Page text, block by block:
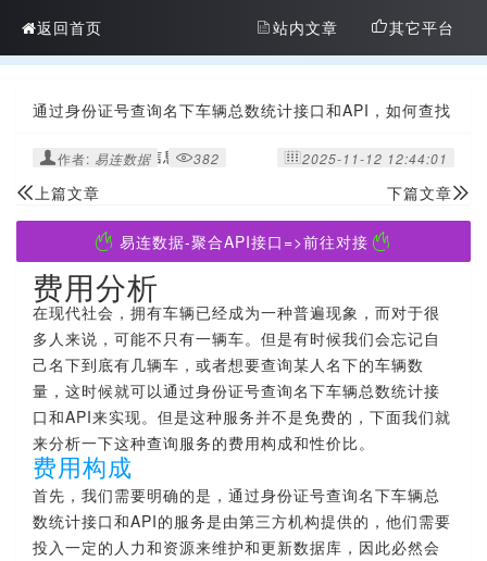
返回首页 站内文章 其它平台
通过身份证号查询名下车辆总数统计接口和API，如何查找
自己名下的车辆信息
作者: 易连数据 382 2025-11-12 12:44:01
上篇文章 下篇文章
易连数据-聚合API接口=>前往对接
费用分析
在现代社会，拥有车辆已经成为一种普遍现象，而对于很
多人来说，可能不只有一辆车。但是有时候我们会忘记自
己名下到底有几辆车，或者想要查询某人名下的车辆数
量，这时候就可以通过身份证号查询名下车辆总数统计接
口和API来实现。但是这种服务并不是免费的，下面我们就
来分析一下这种查询服务的费用构成和性价比。
费用构成
首先，我们需要明确的是，通过身份证号查询名下车辆总
数统计接口和API的服务是由第三方机构提供的，他们需要
投入一定的人力和资源来维护和更新数据库，因此必然会